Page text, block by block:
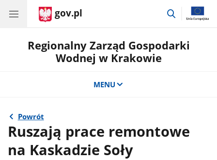
gov.pl
przejdź
Regionalny Zarząd Gospodarki
Wodnej w Krakowie
MENU
Powrót
Ruszają prace remontowe
na Kaskadzie Soły